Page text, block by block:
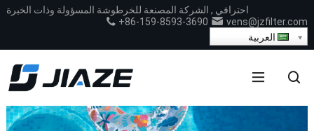
احترافي , الشركة المصنعة للخرطوشة المسؤولة وذات الخبرة
+86-159-8593-3690
vens@jzfilter.com
العربية